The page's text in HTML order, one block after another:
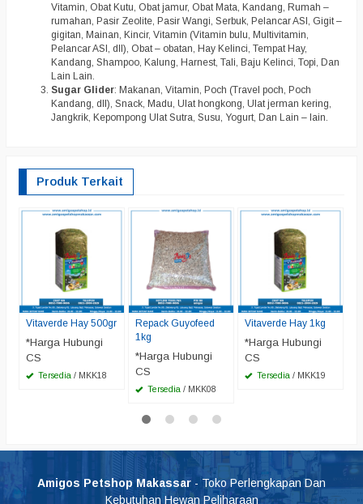
Vitamin, Obat Kutu, Obat jamur, Obat Mata, Kandang, Rumah –
rumahan, Pasir Zeolite, Pasir Wangi, Serbuk, Pelancar ASI, Gigit –
gigitan, Mainan, Kincir, Vitamin (Vitamin bulu, Multivitamin,
Pelancar ASI, dll), Obat – obatan, Hay Kelinci, Tempat Hay,
Kandang, Shampoo, Kalung, Harnest, Tali, Baju Kelinci, Topi, Dan
Lain Lain.
Sugar Glider: Makanan, Vitamin, Poch (Travel poch, Poch
Kandang, dll), Snack, Madu, Ulat hongkong, Ulat jerman kering,
Jangkrik, Kepompong Ulat Sutra, Susu, Yogurt, Dan Lain – lain.
Produk Terkait
Vitaverde Hay 500gr
*Harga Hubungi
CS
Tersedia / MKK18
Repack Guyofeed
1kg
*Harga Hubungi
CS
Tersedia / MKK08
Vitaverde Hay 1kg
*Harga Hubungi
CS
Tersedia / MKK19
Amigos Petshop Makassar - Toko Perlengkapan Dan
Kebutuhan Hewan Peliharaan